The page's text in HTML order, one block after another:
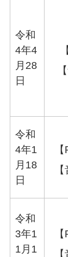
令和
4年4
月28
日
令和
4年1
月18
日
令和
3年1
1月1